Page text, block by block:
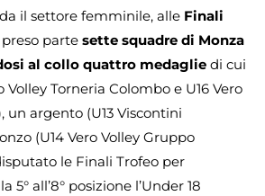
il settore femminile, alle Finali
parte sette squadre di Monza
al collo quattro medaglie di cui
Volley Torneria Colombo e U16 Vero
un argento (U13 Viscontini
(U14 Vero Volley Gruppo
le Finali Trofeo per
5° all’8° posizione l’Under 18